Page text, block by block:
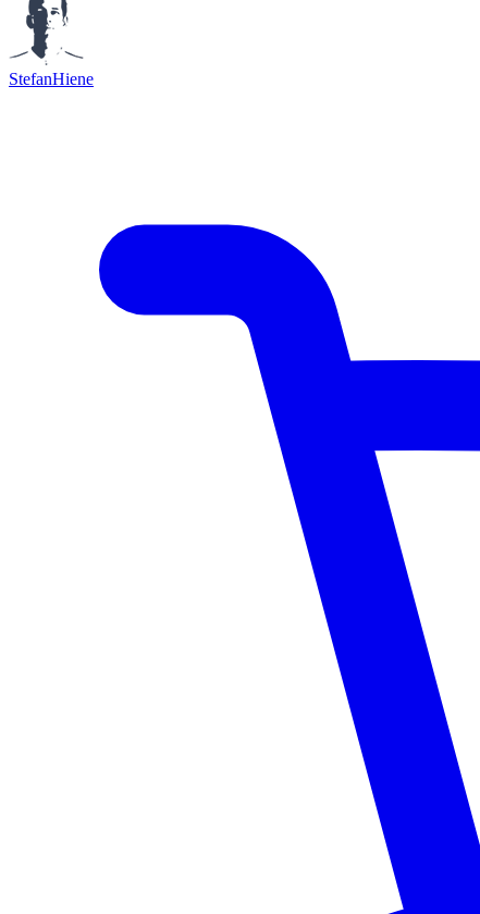
StefanHiene